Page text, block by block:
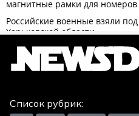
Список рубрик: